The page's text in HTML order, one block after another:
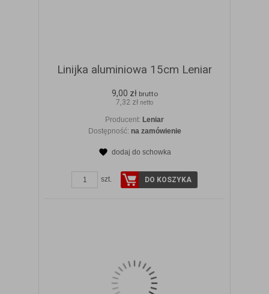
Linijka aluminiowa 15cm Leniar
9,00 zł brutto
7,32 zł netto
Producent: Leniar
Dostępność: na zamówienie
dodaj do schowka
szt. DO KOSZYKA